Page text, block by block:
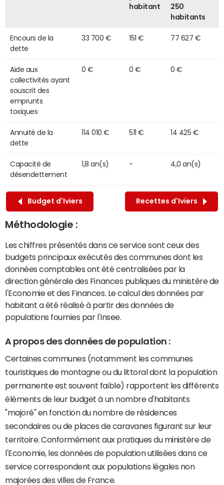
habitant
250
habitants
Encours de la
dette
33 700 € 151 € 77 627 €
Aide aux
collectivités ayant
souscrit des
emprunts
toxiques
0 € 0 € 0 €
Annuité de la
dette
114 010 € 511 € 14 425 €
Capacité de
désendettement
1,8 an(s) - 4,0 an(s)
Budget d'Iviers Recettes d'Iviers
Méthodologie :
Les chiffres présentés dans ce service sont ceux des
budgets principaux exécutés des communes dont les
données comptables ont été centralisées par la
direction générale des Finances publiques du ministère de
l'Economie et des Finances. Le calcul des données par
habitant a été réalisé à partir des données de
populations fournies par l'Insee.
A propos des données de population :
Certaines communes (notamment les communes
touristiques de montagne ou du littoral dont la population
permanente est souvent faible) rapportent les différents
éléments de leur budget à un nombre d'habitants
"majoré" en fonction du nombre de résidences
secondaires ou de places de caravanes figurant sur leur
territoire. Conformément aux pratiques du ministère de
l'Economie, les données de population utilisées dans ce
service correspondent aux populations légales non
majorées des villes de France.